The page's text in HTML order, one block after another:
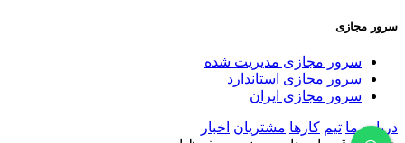
سرور مجازی
سرور مجازی مدیریت شده
سرور مجازی استاندارد
سرور مجازی ایران
درباره ما تیم کارها مشتریان اخبار